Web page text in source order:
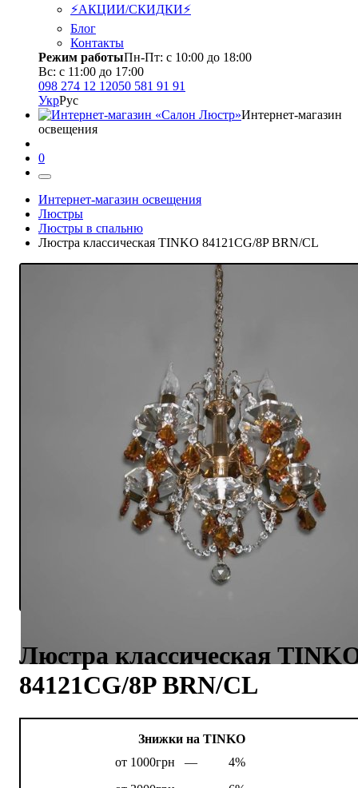
⚡АКЦИИ/СКИДКИ⚡
Блог
Контакты
Режим работыПн-Пт: с 10:00 до 18:00
Вс: с 11:00 до 17:00
098 274 12 12050 581 91 91
УкрРус
Интернет-магазин
освещения
0
Интернет-магазин освещения
Люстры
Люстры в спальню
Люстра классическая TINKO 84121CG/8P BRN/CL
Люстра классическая
84121CG/8P BRN/CL
Знижки на TINKO
от 1000грн —
4%